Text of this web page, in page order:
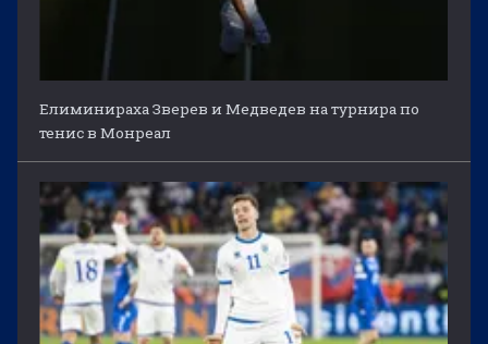
Елиминираха Зверев и Медведев на турнира по
тенис в Монреал